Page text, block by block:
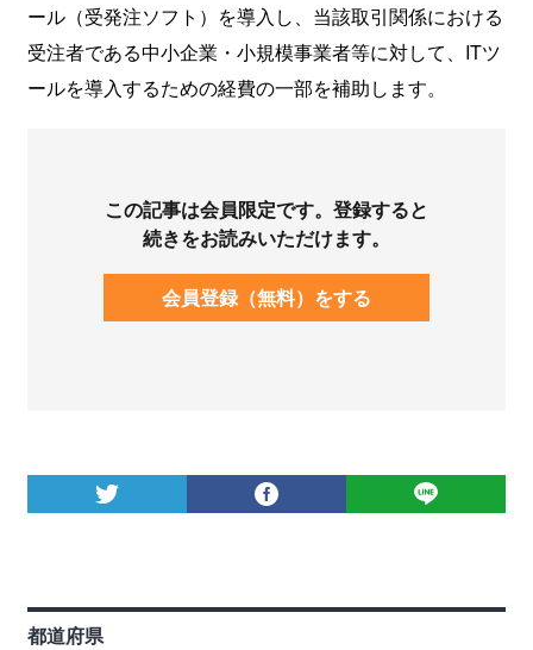
ール（受発注ソフト）を導入し、当該取引関係における
受注者である中小企業・小規模事業者等に対して、ITツ
ールを導入するための経費の一部を補助します。
この記事は会員限定です。登録すると
続きをお読みいただけます。
会員登録（無料）をする
都道府県